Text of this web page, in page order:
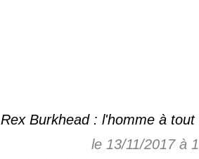
Rex Burkhead : l'homme à tout
le 13/11/2017 à